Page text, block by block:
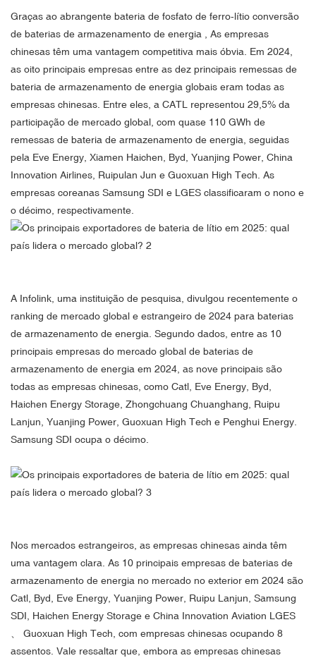
Graças ao abrangente bateria de fosfato de ferro-lítio conversão
de baterias de armazenamento de energia , As empresas
chinesas têm uma vantagem competitiva mais óbvia. Em 2024,
as oito principais empresas entre as dez principais remessas de
bateria de armazenamento de energia globais eram todas as
empresas chinesas. Entre eles, a CATL representou 29,5% da
participação de mercado global, com quase 110 GWh de
remessas de bateria de armazenamento de energia, seguidas
pela Eve Energy, Xiamen Haichen, Byd, Yuanjing Power, China
Innovation Airlines, Ruipulan Jun e Guoxuan High Tech. As
empresas coreanas Samsung SDI e LGES classificaram o nono e
o décimo, respectivamente.
A Infolink, uma instituição de pesquisa, divulgou recentemente o
ranking de mercado global e estrangeiro de 2024 para baterias
de armazenamento de energia. Segundo dados, entre as 10
principais empresas do mercado global de baterias de
armazenamento de energia em 2024, as nove principais são
todas as empresas chinesas, como Catl, Eve Energy, Byd,
Haichen Energy Storage, Zhongchuang Chuanghang, Ruipu
Lanjun, Yuanjing Power, Guoxuan High Tech e Penghui Energy.
Samsung SDI ocupa o décimo.
Nos mercados estrangeiros, as empresas chinesas ainda têm
uma vantagem clara. As 10 principais empresas de baterias de
armazenamento de energia no mercado no exterior em 2024 são
Catl, Byd, Eve Energy, Yuanjing Power, Ruipu Lanjun, Samsung
SDI, Haichen Energy Storage e China Innovation Aviation LGES
、 Guoxuan High Tech, com empresas chinesas ocupando 8
assentos. Vale ressaltar que, embora as empresas chinesas